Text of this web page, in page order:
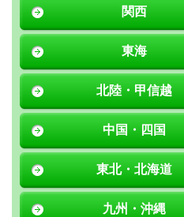
関西
東海
北陸・甲信越
中国・四国
東北・北海道
九州・沖縄